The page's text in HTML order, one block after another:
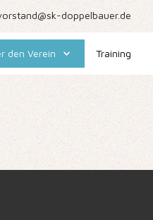
doppelbauer.de
den Verein Training